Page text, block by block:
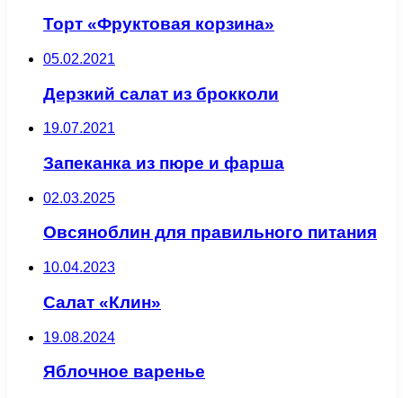
Торт «Фруктовая корзина»
05.02.2021
Дерзкий салат из брокколи
19.07.2021
Запеканка из пюре и фарша
02.03.2025
Овсяноблин для правильного питания
10.04.2023
Салат «Клин»
19.08.2024
Яблочное варенье